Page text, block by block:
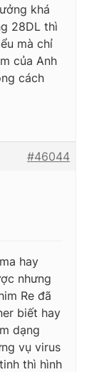
khá
28DL thì
mà chỉ
của Anh
cách
#46044
hay
nhưng
Re đã
biết hay
dạng
vụ virus
thì hình